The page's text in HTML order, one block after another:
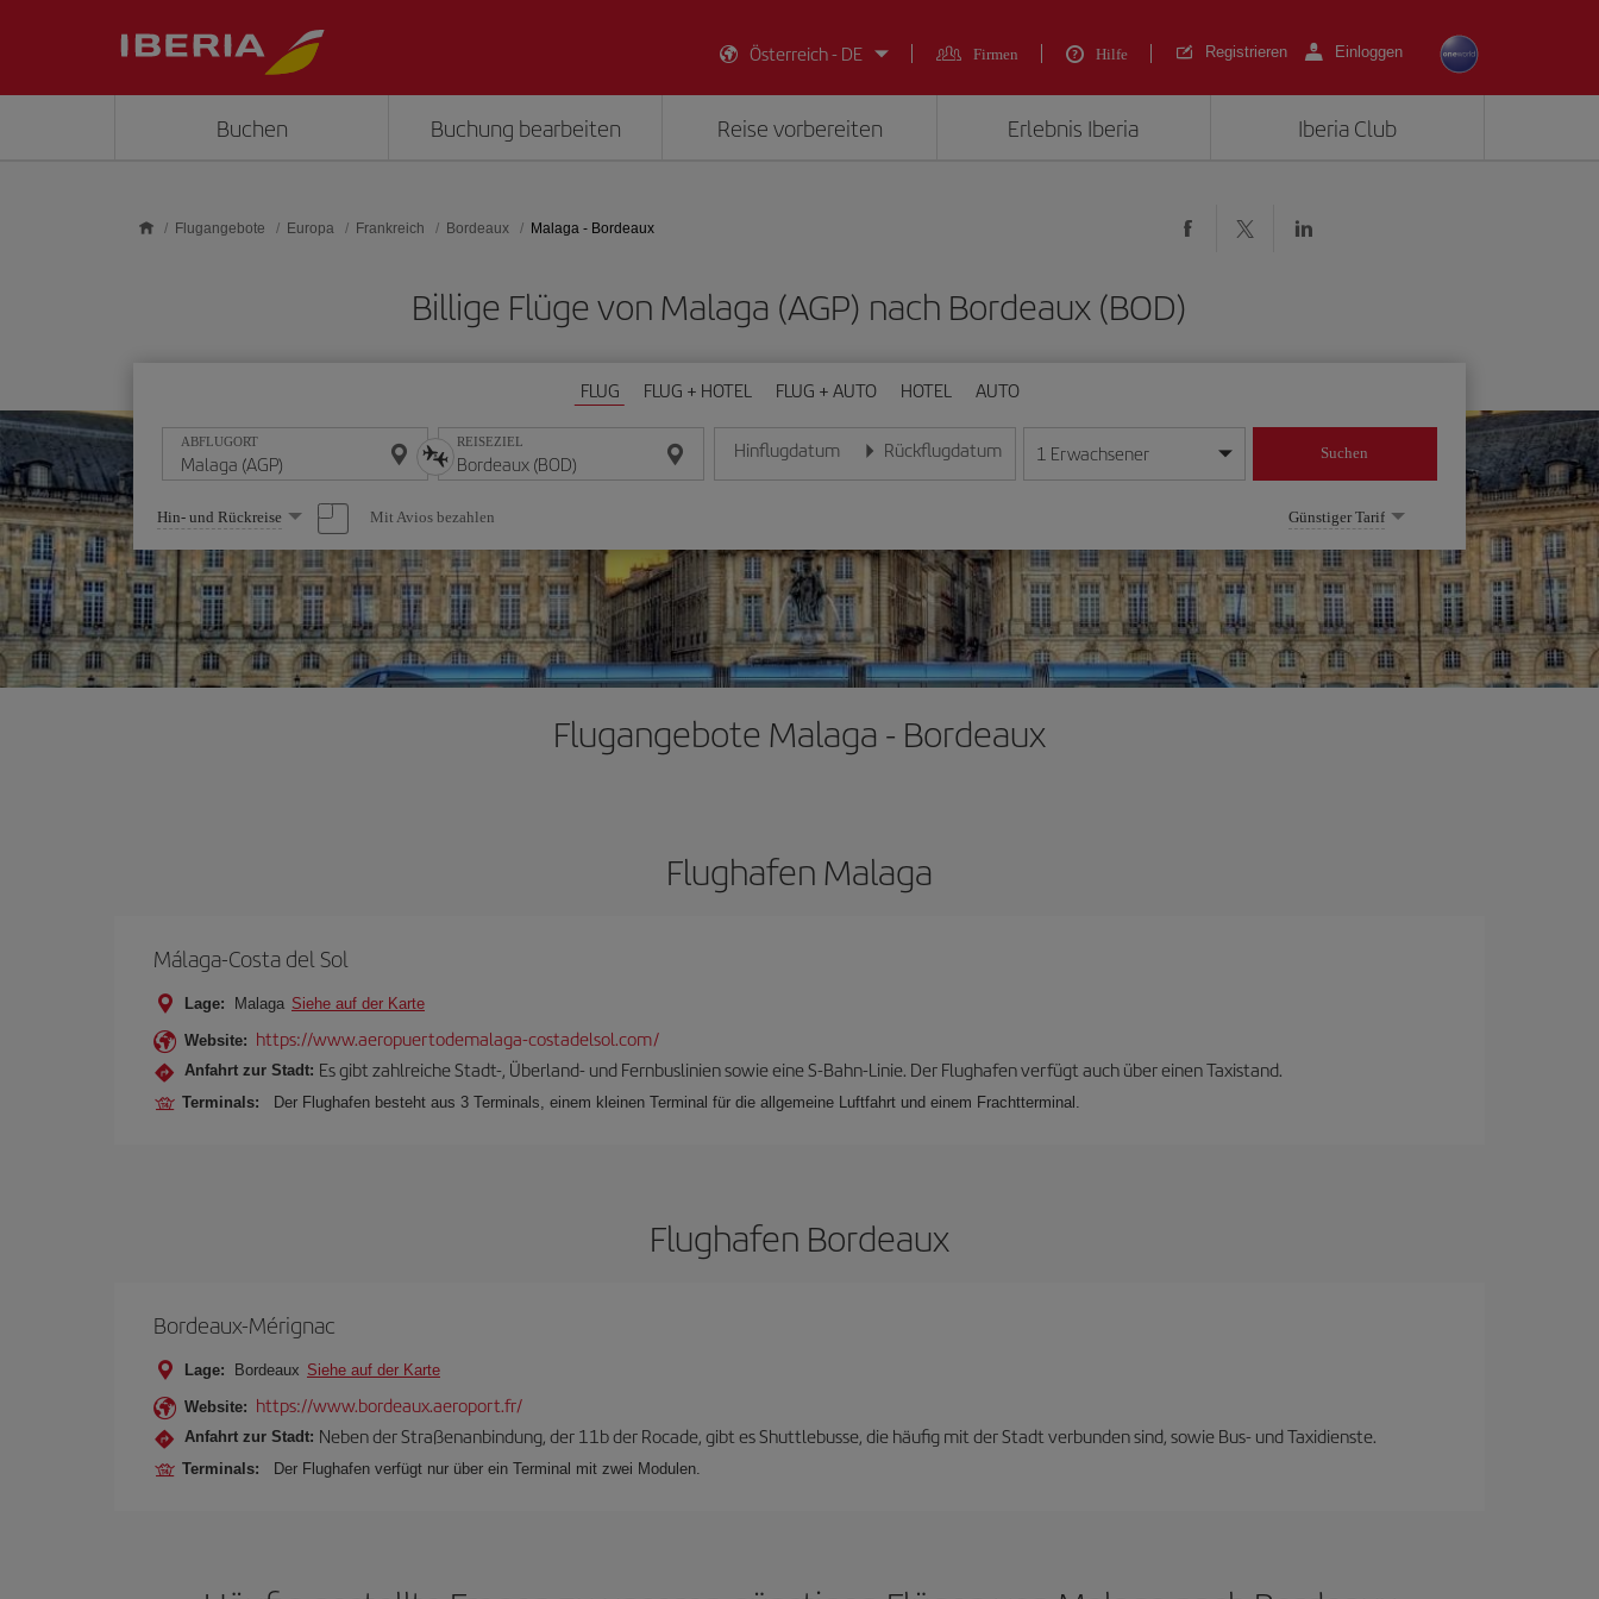
Österreich - DE
Firmen Hilfe Registrieren Einloggen
Buchen Buchung bearbeiten Reise vorbereiten Erlebnis Iberia Iberia Club
Flugangebote Europa Frankreich Bordeaux Malaga - Bordeaux
Billige Flüge von Malaga (AGP) nach Bordeaux (BOD)
FLUG FLUG + HOTEL FLUG + AUTO HOTEL AUTO
ABFLUGORT REISEZIEL Hinflugdatum
Geben Sie das Datum im Format Tag/Monat/Jahr ein
Rückflugdatum
Geben Sie das Datum im Format Tag/Monat/Jahr ein
1 Erwachsener Suchen
Wählen
Sie
eine
Option
Hin- und Rückreise Mit Avios bezahlen Günstiger Tarif
Flugangebote Malaga - Bordeaux
Flughafen Malaga
Málaga-Costa del Sol
Lage: Malaga Siehe auf der Karte
Website: https://www.aeropuertodemalaga-costadelsol.com/
Anfahrt zur Stadt: Es gibt zahlreiche Stadt-, Überland- und Fernbuslinien sowie eine S-Bahn-Linie. Der Flughafen verfügt auch über einen Taxistand.
Terminals: Der Flughafen besteht aus 3 Terminals, einem kleinen Terminal für die allgemeine Luftfahrt und einem Frachtterminal.
Flughafen Bordeaux
Bordeaux-Mérignac
Lage: Bordeaux Siehe auf der Karte
Website: https://www.bordeaux.aeroport.fr/
Anfahrt zur Stadt: Neben der Straßenanbindung, der 11b der Rocade, gibt es Shuttlebusse, die häufig mit der Stadt verbunden sind, sowie Bus- und Taxidienste.
Terminals: Der Flughafen verfügt nur über ein Terminal mit zwei Modulen.